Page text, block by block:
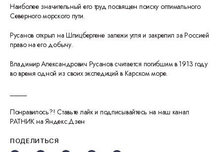
Наиболее значительный его труд посвящен поиску оптимального
Северного морского пути.
Русанов открыл на Шпицбергене залежи угля и закрепил за Россией
право на его добычу.
Владимир Александрович Русанов считается погибшим в 1913 году
во время одной из своих экспедиций в Карском море.
Понравилось?! Ставьте лайк и подписывайтесь на наш канал
РАТНИК на Яндекс.Дзен
ПОДЕЛИТЬСЯ